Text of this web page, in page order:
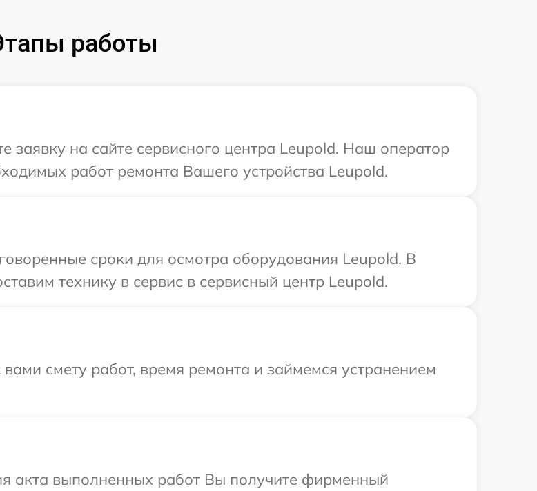
работы
заявку на сайте сервисного центра Leupold. Наш оператор
работ ремонта Вашего устройства Leupold.
сроки для осмотра оборудования Leupold. В
технику в сервис в сервисный центр Leupold.
смету работ, время ремонта и займемся устранением
акта выполненных работ Вы получите фирменный